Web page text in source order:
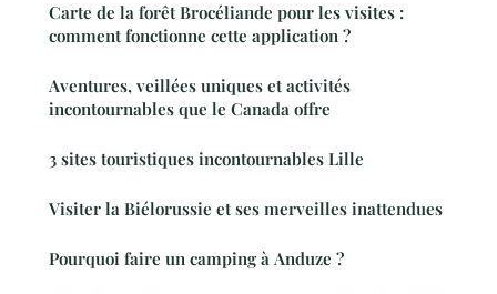
Carte de la forêt Brocéliande pour les visites :
comment fonctionne cette application ?
Aventures, veillées uniques et activités
incontournables que le Canada offre
3 sites touristiques incontournables Lille
Visiter la Biélorussie et ses merveilles inattendues
Pourquoi faire un camping à Anduze ?